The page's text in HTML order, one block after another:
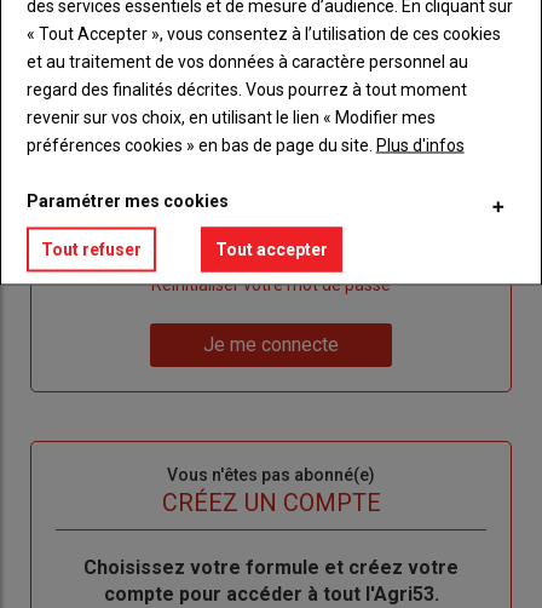
Sous-
titre
Vous êtes abonné(e)
TITRE IDENTIFIEZ-VOUS
de votre abonnement
Lien
"Créer
Créer un nouveau compte
Lien
de
Réinitialiser votre mot de passe
me
Je me connecte
Vous n'êtes pas abonné(e)
CRÉEZ UN COMPTE
BodyChoisissez votre formule et créez votre
compte pour accéder à tout l'Agri53.
des services essentiels et de mesure d’audience. En cliquant sur
« Tout Accepter », vous consentez à l’utilisation de ces cookies
et au traitement de vos données à caractère personnel au
regard des finalités décrites. Vous pourrez à tout moment
revenir sur vos choix, en utilisant le lien « Modifier mes
préférences cookies » en bas de page du site. Plus d'infos
Paramétrer mes cookies
Tout refuser Tout accepter